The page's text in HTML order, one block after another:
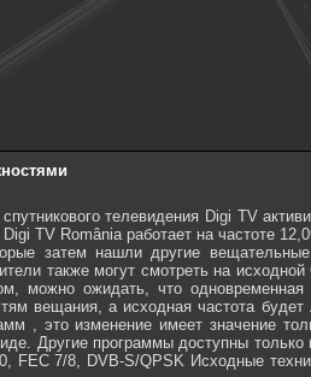
телевидения Digi TV
TV România работает на частоте
затем нашли другие
также могут смотреть на
можно ожидать, что
вещания, а исходная частота
, это изменение имеет значение
Другие программы доступны только
FEC 7/8, DVB-S/QPSK Исходные